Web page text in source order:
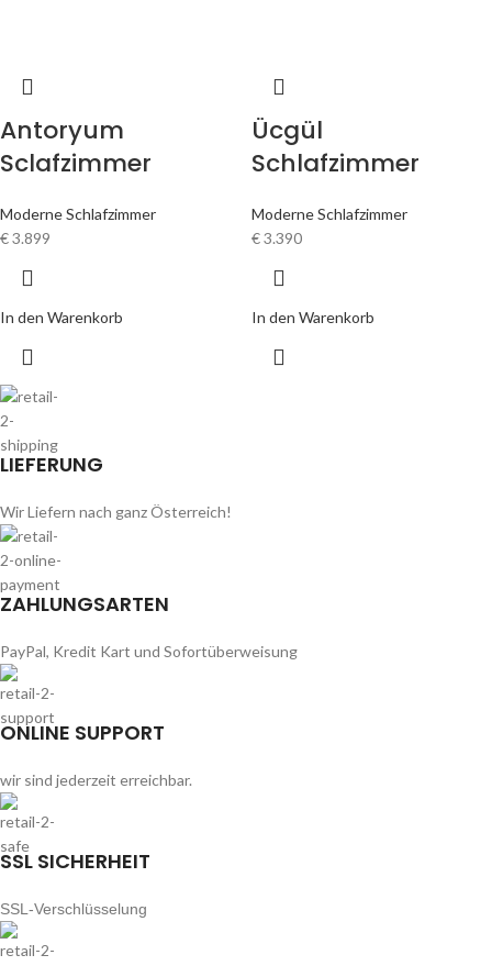
Antoryum
Sclafzimmer
Moderne Schlafzimmer
€3.899
In den Warenkorb
Ücgül
Schlafzimmer
Moderne Schlafzimmer
€3.390
In den Warenkorb
LIEFERUNG
Wir Liefern nach ganz Österreich!
ZAHLUNGSARTEN
PayPal, Kredit Kart und Sofortüberweisung
ONLINE SUPPORT
wir sind jederzeit erreichbar.
SSL SICHERHEIT
SSL-Verschlüsselung